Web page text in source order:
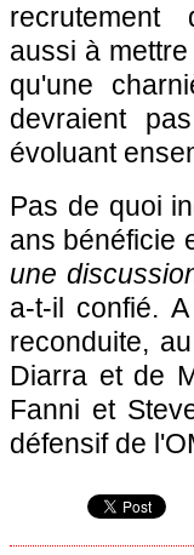
aussi à
qu'une
devraient
évoluant
Pas de quoi
ans bénéficie
une
a-t-il confié.
reconduite,
Diarra et de
Fanni et
défensif de